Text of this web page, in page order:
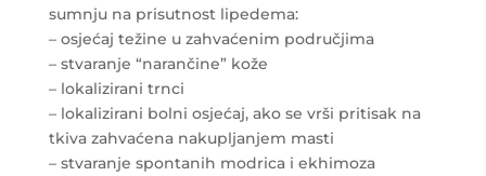
sumnju na prisutnost lipedema:
– osjećaj težine u zahvaćenim područjima
– stvaranje “narančine” kože
– lokalizirani trnci
– lokalizirani bolni osjećaj, ako se vrši pritisak na
tkiva zahvaćena nakupljanjem masti
– stvaranje spontanih modrica i ekhimoza